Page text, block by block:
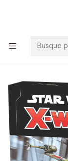
🚀 ¡Despachamos a
$100.000 y a RM
Inicio
Star